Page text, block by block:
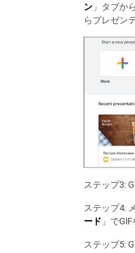
ン 」タブか
らプレゼン
ステップ3:
ステップ4:
ード 」で
ステップ5: